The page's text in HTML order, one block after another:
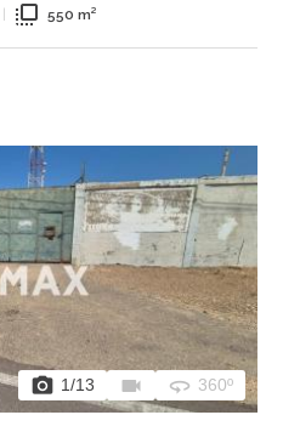
flip_to_front 550 m²
photo_camera 1/13 videocam 360 360º